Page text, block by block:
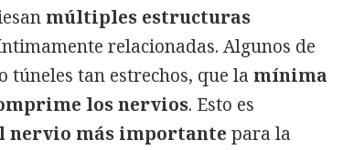
múltiples estructuras
relacionadas. Algunos de
túneles tan estrechos, que la mínima
los nervios. Esto es
l nervio más importante para la